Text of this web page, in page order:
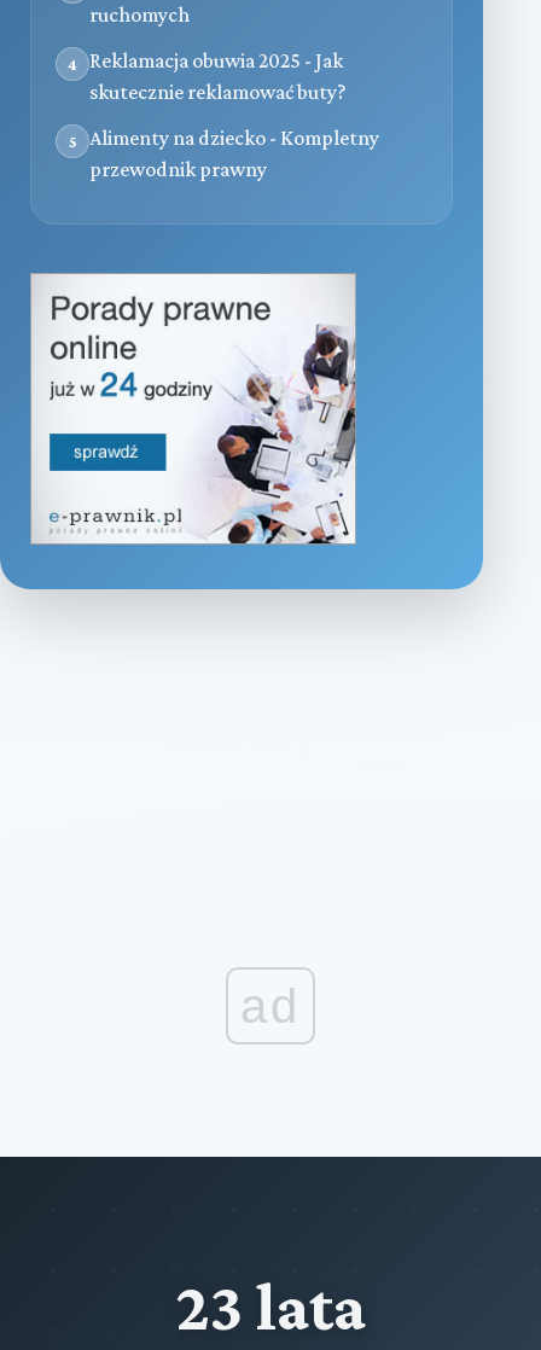
ruchomych
4
Reklamacja obuwia 2025 - Jak
skutecznie reklamować buty?
5
Alimenty na dziecko - Kompletny
przewodnik prawny
ad
23 lata